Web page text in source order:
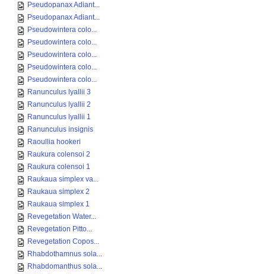
Pseudopanax Adiant...
Pseudopanax Adiant...
Pseudowintera colo...
Pseudowintera colo...
Pseudowintera colo...
Pseudowintera colo...
Pseudowintera colo...
Ranunculus lyallii 3
Ranunculus lyallii 2
Ranunculus lyallii 1
Ranunculus insignis
Raoullia hookeri
Raukura colensoi 2
Raukura colensoi 1
Raukaua simplex va...
Raukaua simplex 2
Raukaua simplex 1
Revegetation Water...
Revegetation Pitto...
Revegetation Copos...
Rhabdothamnus sola...
Rhabdomanthus sola...